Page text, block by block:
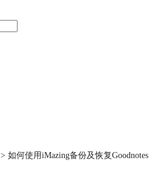
> 如何使用iMazing备份及恢复Goodnotes